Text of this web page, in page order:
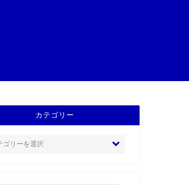
カテゴリー